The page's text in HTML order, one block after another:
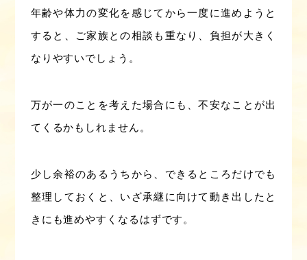
年齢や体力の変化を感じてから一度に進めようと
すると、ご家族との相談も重なり、負担が大きく
なりやすいでしょう。
万が一のことを考えた場合にも、不安なことが出
てくるかもしれません。
少し余裕のあるうちから、できるところだけでも
整理しておくと、いざ承継に向けて動き出したと
きにも進めやすくなるはずです。